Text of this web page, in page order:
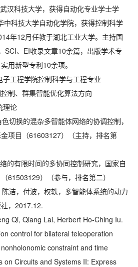
汉科技大学，获得自动化专业学士学
中科技大学自动化学院，获得控制科学
年12月任教于湖北工业大学。主持国
SCI、EI收录文章10余篇，出版学术专
用新型专利10余项。
子工程学院控制科学与工程专业
制、群集智能优化算法方向
理论
切换的混杂多智能体网络的协调控制，
项目（61603127）（主持，排名第
的有限时间的多协同控制研究，国家自
61503129）（参与，排名第二）
陈洁，付波，权轶，多智能体系统的动力
，2017.12.
Qi, Qiang Lai, Herbert Ho-Ching Iu.
control for bilateral teleoperation
constraint and time
on Circuits and Systems II: Express